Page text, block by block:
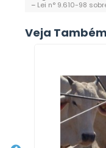
– Lei n° 9.610-98
Veja Também